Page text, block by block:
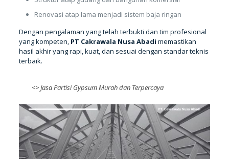
Renovasi atap lama menjadi sistem baja ringan
Dengan pengalaman yang telah terbukti dan tim profesional
yang kompeten, PT Cakrawala Nusa Abadi memastikan
hasil akhir yang rapi, kuat, dan sesuai dengan standar teknis
terbaik.
<>Jasa Partisi Gypsum Murah dan Terpercaya